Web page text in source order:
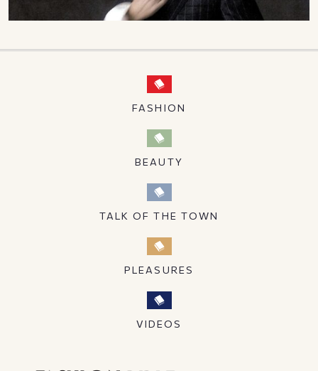
FASHION
BEAUTY
TALK OF THE TOWN
PLEASURES
VIDEOS